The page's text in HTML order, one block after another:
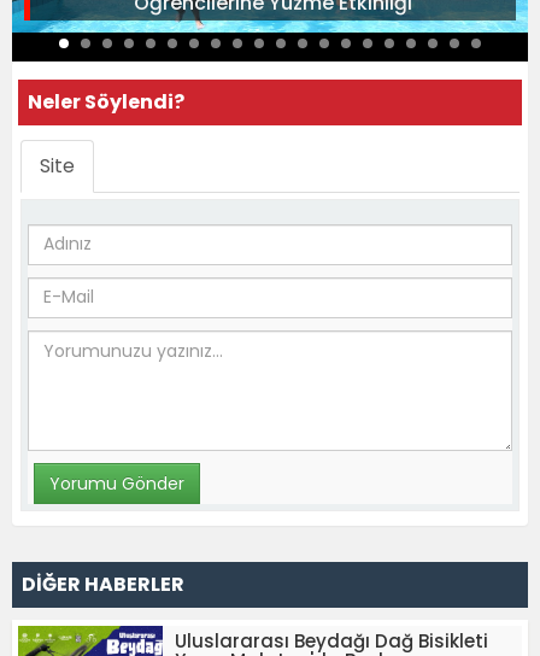
Neler Söylendi?
Site
DİĞER HABERLER
Uluslararası Beydağı Dağ Bisikleti